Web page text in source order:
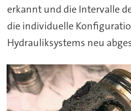
erkannt und die Intervalle
die individuelle
Hydrauliksystems neu